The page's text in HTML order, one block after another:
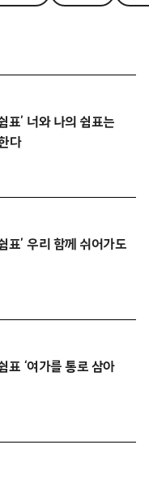
표’ 너와 나의 쉼표는
다
표’ 우리 함께 쉬어가도
표 ‘여가를 통로 삼아